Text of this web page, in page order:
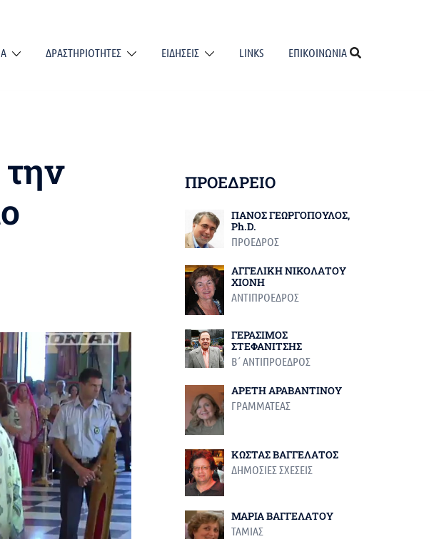
ΔΡΑΣΤΗΡΙΟΤΗΤΕΣ ΕΙΔΗΣΕΙΣ LINKS ΕΠΙΚΟΙΝΩΝΙΑ
ΠΡΟΕΔΡΕΙΟ
ΠΑΝΟΣ ΓΕΩΡΓΟΠΟΥΛΟΣ,
Ph.D.
ΠΡΟΕΔΡΟΣ
ΑΓΓΕΛΙΚΗ ΝΙΚΟΛΑΤΟΥ
ΧΙΟΝΗ
ΑΝΤΙΠΡΟΕΔΡΟΣ
ΓΕΡΑΣΙΜΟΣ
ΣΤΕΦΑΝΙΤΣΗΣ
Β΄ ΑΝΤΙΠΡΟΕΔΡΟΣ
ΑΡΕΤΗ ΑΡΑΒΑΝΤΙΝΟΥ
ΓΡΑΜΜΑΤΕΑΣ
ΚΩΣΤΑΣ ΒΑΓΓΕΛΑΤΟΣ
ΔΗΜΟΣΙΕΣ ΣΧΕΣΕΙΣ
ΜΑΡΙΑ ΒΑΓΓΕΛΑΤΟΥ
ΤΑΜΙΑΣ